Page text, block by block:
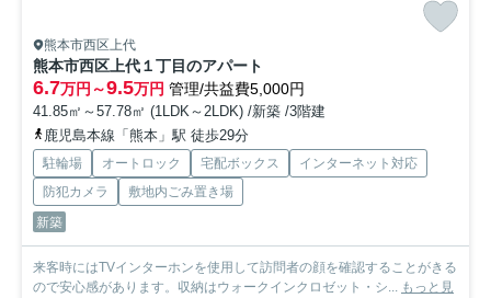
熊本市西区上代
熊本市西区上代１丁目のアパート
6.7万円～9.5万円 管理/共益費5,000円
41.85㎡～57.78㎡ (1LDK～2LDK) /新築 /3階建
鹿児島本線「熊本」駅 徒歩29分
駐輪場 オートロック 宅配ボックス
インターネット対応
防犯カメラ
敷地内ごみ置き場
新築
来客時にはTVインターホンを使用して訪問者の顔を確認することがきる
ので安心感があります。収納はウォークインクロゼット・シ... もっと見